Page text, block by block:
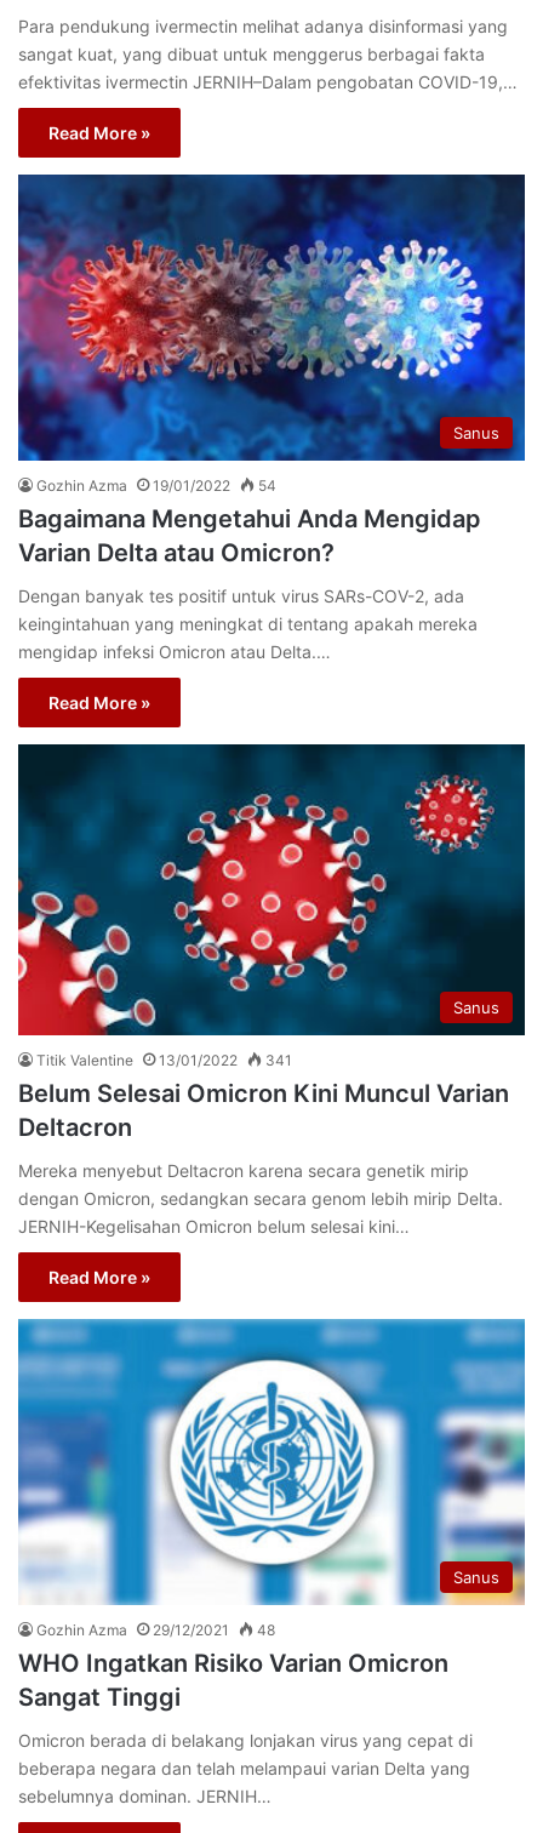
Para pendukung ivermectin melihat adanya disinformasi yang
sangat kuat, yang dibuat untuk menggerus berbagai fakta
efektivitas ivermectin JERNIH–Dalam pengobatan COVID-19,…
Read More »
Sanus
Gozhin Azma 19/01/2022 54
Bagaimana Mengetahui Anda Mengidap
Varian Delta atau Omicron?
Dengan banyak tes positif untuk virus SARs-COV-2, ada
keingintahuan yang meningkat di tentang apakah mereka
mengidap infeksi Omicron atau Delta.…
Read More »
Sanus
Titik Valentine 13/01/2022 341
Belum Selesai Omicron Kini Muncul Varian
Deltacron
Mereka menyebut Deltacron karena secara genetik mirip
dengan Omicron, sedangkan secara genom lebih mirip Delta.
JERNIH-Kegelisahan Omicron belum selesai kini…
Read More »
Sanus
Gozhin Azma 29/12/2021 48
WHO Ingatkan Risiko Varian Omicron
Sangat Tinggi
Omicron berada di belakang lonjakan virus yang cepat di
beberapa negara dan telah melampaui varian Delta yang
sebelumnya dominan. JERNIH…